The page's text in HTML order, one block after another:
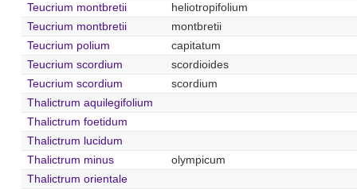
Teucrium montbretii
heliotropifolium
Teucrium montbretii
montbretii
Teucrium polium
capitatum
Teucrium scordium
scordioides
Teucrium scordium
scordium
Thalictrum aquilegifolium
Thalictrum foetidum
Thalictrum lucidum
Thalictrum minus
olympicum
Thalictrum orientale